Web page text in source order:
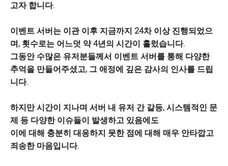
고자 합니다.
이벤트 서버는 이관 이후 지금까지 24차 이상 진행되었으
며, 횟수로는 어느덧 약 4년의 시간이 흘렀습니다.
그동안 수많은 유저분들께서 이벤트 서버를 통해 다양한
추억을 만들어주셨고, 그 애정에 깊은 감사의 인사를 드립
니다.
하지만 시간이 지나며 서버 내 유저 간 갈등, 시스템적인 문
제 등 다양한 이슈들이 발생하고 있음에도
이에 대해 충분히 대응하지 못한 점에 대해 매우 안타깝고
죄송한 마음입니다.